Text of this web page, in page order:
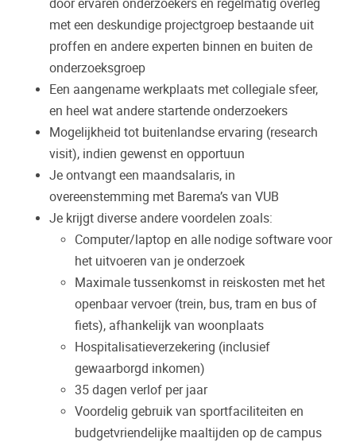
door ervaren onderzoekers en regelmatig overleg
met een deskundige projectgroep bestaande uit
proffen en andere experten binnen en buiten de
onderzoeksgroep
Een aangename werkplaats met collegiale sfeer,
en heel wat andere startende onderzoekers
Mogelijkheid tot buitenlandse ervaring (research
visit), indien gewenst en opportuun
Je ontvangt een maandsalaris, in
overeenstemming met Barema’s van VUB
Je krijgt diverse andere voordelen zoals:
Computer/laptop en alle nodige software voor
het uitvoeren van je onderzoek
Maximale tussenkomst in reiskosten met het
openbaar vervoer (trein, bus, tram en bus of
fiets), afhankelijk van woonplaats
Hospitalisatieverzekering (inclusief
gewaarborgd inkomen)
35 dagen verlof per jaar
Voordelig gebruik van sportfaciliteiten en
budgetvriendelijke maaltijden op de campus